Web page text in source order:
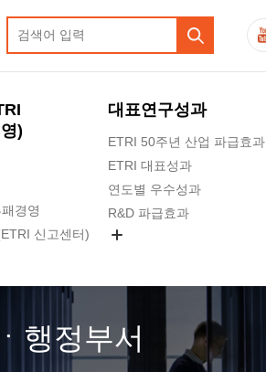
)
경영
신고센터)
황
대표연구성과
ETRI 50주년 산업 파급효과
ETRI 대표성과
연도별 우수성과
R&D 파급효과
행정부서